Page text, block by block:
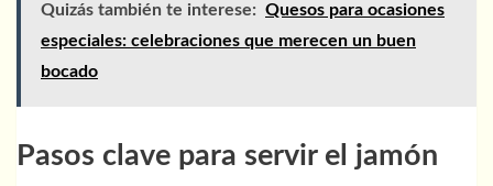
Quizás también te interese: Quesos para ocasiones
especiales: celebraciones que merecen un buen
bocado
Pasos clave para servir el jamón